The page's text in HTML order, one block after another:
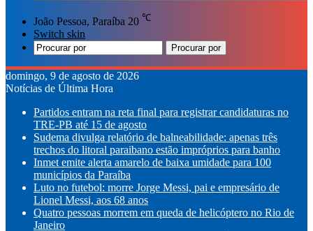
João Pessoa, Paraíba 20 ℃
Switch skin
Procurar por
domingo, 9 de agosto de 2026
Notícias de Última Hora
Partidos entram na reta final para registrar candidaturas no
TRE-PB até 15 de agosto
Sudema divulga relatório de balneabilidade: apenas três
trechos do litoral paraibano estão impróprios para banho
Inmet emite alerta amarelo de baixa umidade para 100
municípios da Paraíba
Luto no futebol: morre Jorge Messi, pai e empresário de
Lionel Messi, aos 68 anos
Quatro pessoas morrem em queda de helicóptero no Rio de
Janeiro